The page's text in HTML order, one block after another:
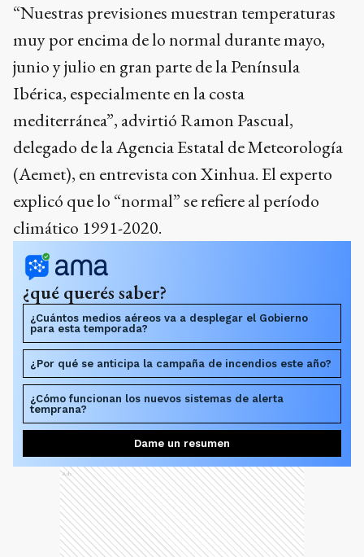
“Nuestras previsiones muestran temperaturas
muy por encima de lo normal durante mayo,
junio y julio en gran parte de la Península
Ibérica, especialmente en la costa
mediterránea”, advirtió Ramon Pascual,
delegado de la Agencia Estatal de Meteorología
(Aemet), en entrevista con Xinhua. El experto
explicó que lo “normal” se refiere al período
climático 1991-2020.
¿qué querés saber?
¿Cuántos medios aéreos va a desplegar el Gobierno
para esta temporada?
¿Por qué se anticipa la campaña de incendios este año?
¿Cómo funcionan los nuevos sistemas de alerta
temprana?
Dame un resumen
Ads